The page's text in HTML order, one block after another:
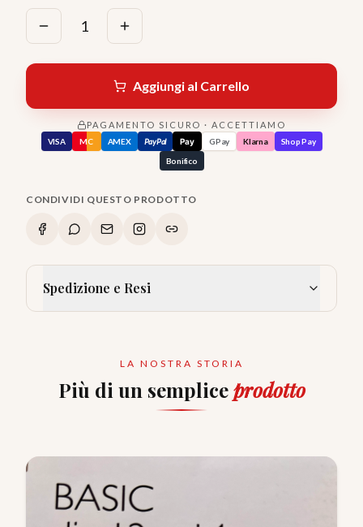
1
Aggiungi al Carrello
PAGAMENTO SICURO · ACCETTIAMO
VISA MC AMEX PayPal Pay GPay Klarna
Shop Pay
Bonifico
CONDIVIDI QUESTO PRODOTTO
Spedizione e Resi
LA NOSTRA STORIA
Più di un sempliceprodotto